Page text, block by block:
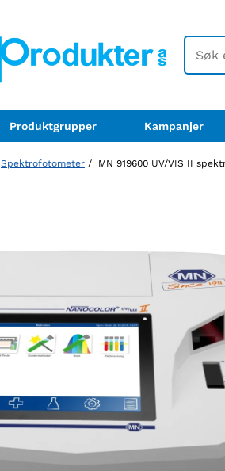
Produktgrupper Kampanjer
Spektrofotometer / MN 919600 UV/VIS II